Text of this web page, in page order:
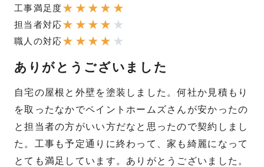
工事満足度★ ★ ★ ★ ★
担当者対応★ ★ ★ ★ ★
職人の対応★ ★ ★ ★ ★
ありがとうございました
自宅の屋根と外壁を塗装しました。何社か見積もり
を取ったなかでペイントホームズさんが安かったの
と担当者の方がいい方だなと思ったので契約しまし
た。工事も予定通りに終わって、家も綺麗になって
とても満足しています。ありがとうございました。